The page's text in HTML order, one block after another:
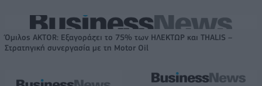
Όμιλος AKTOR: Εξαγοράζει το 75% των ΗΛΕΚΤΩΡ και THALIS –
Στρατηγική συνεργασία με τη Motor Oil